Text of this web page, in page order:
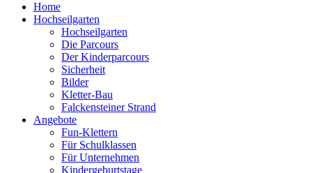
Home
Hochseilgarten
Hochseilgarten
Die Parcours
Der Kinderparcours
Sicherheit
Bilder
Kletter-Bau
Falckensteiner Strand
Angebote
Fun-Klettern
Für Schulklassen
Für Unternehmen
Kindergeburtstage